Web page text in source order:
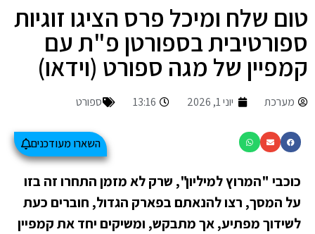
טום שלח ומיכל פרס הציגו זוגיות
ספורטיבית בספורטן פ"ת עם
קמפיין של מגה ספורט (וידאו)
מערכת יוני 1, 2026 13:16 ספורט
השארו מעודכנים
כוכבי "המרוץ למיליון", שרק לא מזמן התחרו זה בזו
על המסך, רצו להנאתם בפארק הגדול, חוברים כעת
לשידוך מפתיע, אך מתבקש, ומשיקים יחד את קמפיין